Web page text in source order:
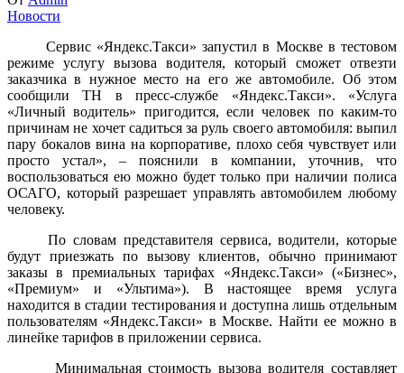
Новости
Сервис «Яндекс.Такси» запустил в Москве в тестовом
режиме услугу вызова водителя, который сможет отвезти
заказчика в нужное место на его же автомобиле. Об этом
сообщили TH в пресс-службе «Яндекс.Такси». «Услуга
«Личный водитель» пригодится, если человек по каким-то
причинам не хочет садиться за руль своего автомобиля: выпил
пару бокалов вина на корпоративе, плохо себя чувствует или
просто устал», – пояснили в компании, уточнив, что
воспользоваться ею можно будет только при наличии полиса
ОСАГО, который разрешает управлять автомобилем любому
человеку.
По словам представителя сервиса, водители, которые
будут приезжать по вызову клиентов, обычно принимают
заказы в премиальных тарифах «Яндекс.Такси» («Бизнес»,
«Премиум» и «Ультима»). В настоящее время услуга
находится в стадии тестирования и доступна лишь отдельным
пользователям «Яндекс.Такси» в Москве. Найти ее можно в
линейке тарифов в приложении сервиса.
Минимальная стоимость вызова водителя составляет